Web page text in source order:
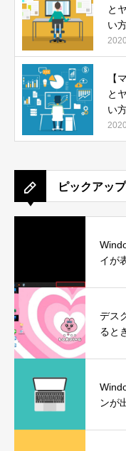
と
い
【
と
い
ピックアッ
イが
デス
ると
ンが